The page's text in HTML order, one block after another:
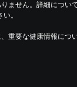
ません。詳細につい
。
重要な健康情報につ